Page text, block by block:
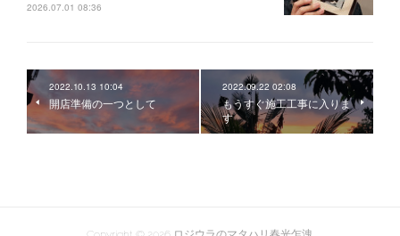
2026.07.01 08:36
2022.10.13 10:04
開店準備の一つとして
2022.09.22 02:08
もうすぐ施工工事に入りま
す